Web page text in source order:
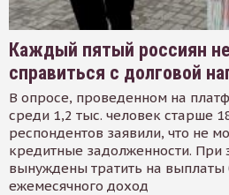
Каждый пятый россиян
справиться с долговой
В опросе, проведенном на
среди 1,2 тыс. человек старше
респондентов заявили, что не
кредитные задолженности. При
вынуждены тратить на выплаты
ежемесячного доход